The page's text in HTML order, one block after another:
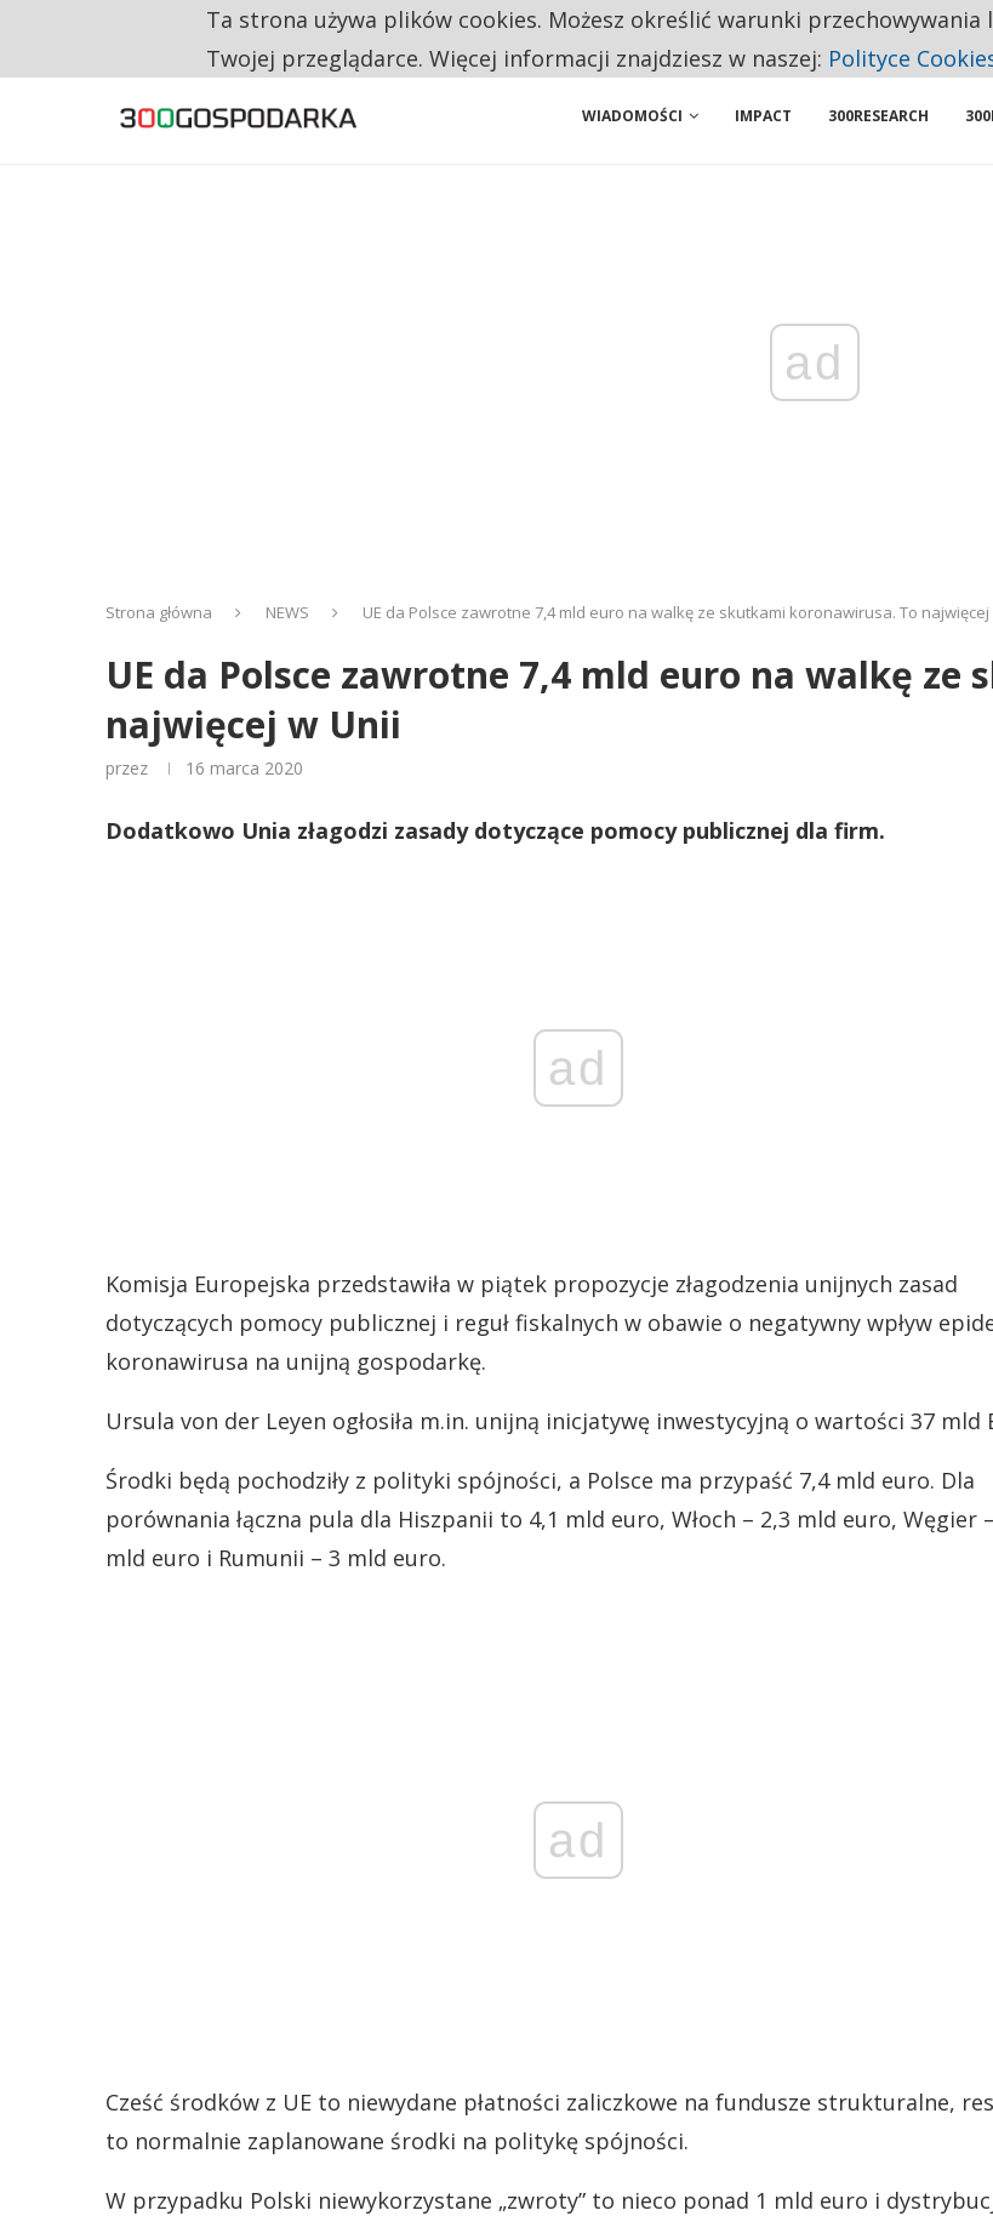
RESTRYKCJE CHIN UDERZAJĄ W EUROPEJSKI PRZEMYSŁ. NA LIŚCIE SĄ DWA PODMIOTY Z POLSKI
WIADOMOŚCI IMPACT 300RESEARCH
ad
Strona główna NEWS UE da Polsce zawrotne 7,4 mld euro na walkę ze skutkami koronawirusa. To najwięcej
UE da Polsce zawrotne 7,4 mld euro na walkę
najwięcej w Unii
przez 16 marca 2020
Dodatkowo Unia złagodzi zasady dotyczące pomocy publicznej dla firm.
ad
Komisja Europejska przedstawiła w piątek propozycje złagodzenia unijnych zasad
dotyczących pomocy publicznej i reguł fiskalnych w obawie o negatywny wpływ
koronawirusa na unijną gospodarkę.
Ursula von der Leyen ogłosiła m.in. unijną inicjatywę inwestycyjną o wartości 37 mld
Środki będą pochodziły z polityki spójności, a Polsce ma przypaść 7,4 mld euro. Dla
porównania łączna pula dla Hiszpanii to 4,1 mld euro, Włoch – 2,3 mld euro, Węgier
mld euro i Rumunii – 3 mld euro.
ad
Cześć środków z UE to niewydane płatności zaliczkowe na fundusze strukturalne,
to normalnie zaplanowane środki na politykę spójności.
W przypadku Polski niewykorzystane „zwroty” to nieco ponad 1 mld euro i
Ta strona używa plików cookies. Możesz określić warunki
Twojej przeglądarce. Więcej informacji znajdziesz w naszej: Polityce